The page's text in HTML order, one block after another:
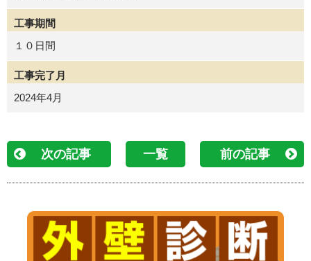
工事期間
１０日間
工事完了月
2024年4月
次の記事 一覧 前の記事